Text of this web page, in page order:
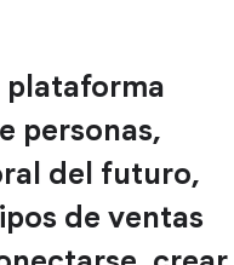
plataforma
personas,
del futuro,
de ventas